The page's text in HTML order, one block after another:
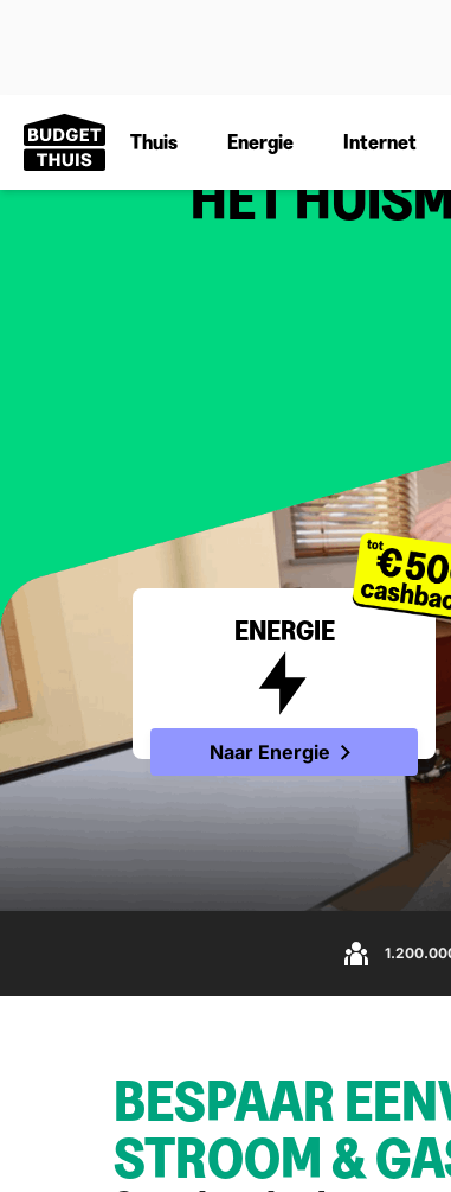
Thuis Energie Internet
HET
ENERGIE
Naar Energie
BESPAAR
STROOM &